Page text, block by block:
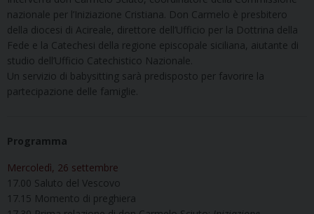
nazionale per l’Iniziazione Cristiana. Don Carmelo è presbitero
della diocesi di Acireale, direttore dell’Ufficio per la Dottrina della
Fede e la Catechesi della regione episcopale siciliana, aiutante di
studio dell’Ufficio Catechistico Nazionale.
Un servizio di babysitting sarà predisposto per favorire la
partecipazione delle famiglie.
Programma
Mercoledì, 26 settembre
17.00 Saluto del Vescovo
17.15 Momento di preghiera